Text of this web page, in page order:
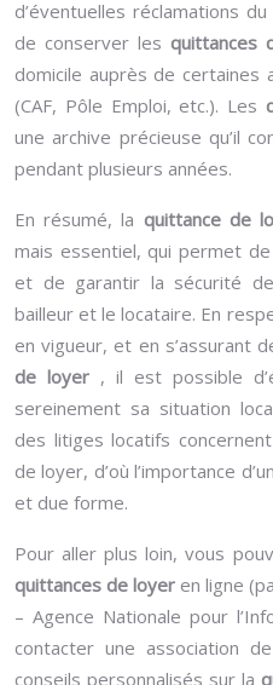
d’éventuelles réclamations
de conserver les quittances
domicile auprès de certaines
(CAF, Pôle Emploi, etc.). Les
une archive précieuse qu’il
pendant plusieurs années.
En résumé, la quittance de
mais essentiel, qui permet
et de garantir la sécurité
bailleur et le locataire. En
en vigueur, et en s’assurant
de loyer , il est possible
sereinement sa situation
des litiges locatifs
de loyer, d’où l’importance
et due forme.
Pour aller plus loin, vous
quittances de loyer en ligne
– Agence Nationale pour
contacter une association
conseils personnalisés sur la